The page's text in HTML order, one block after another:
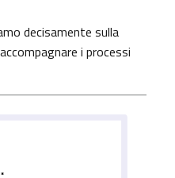
decisamente sulla
i processi